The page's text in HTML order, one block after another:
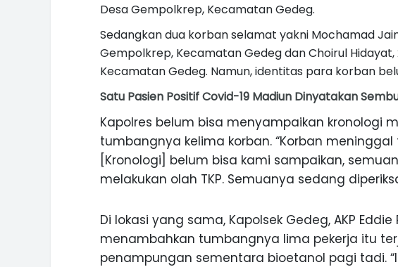
Desa Gempolkrep, Kecamatan Gedeg.
Sedangkan dua korban selamat yakni Mochamad
Gempolkrep, Kecamatan Gedeg dan Choirul
Kecamatan Gedeg. Namun, identitas para korban
Satu Pasien Positif Covid-19 Madiun Dinyatakan
Kapolres belum bisa menyampaikan kronologi
tumbangnya kelima korban. “Korban
[Kronologi] belum bisa kami sampaikan,
melakukan olah TKP. Semuanya sedang
Di lokasi yang sama, Kapolsek Gedeg, AKP Eddie
menambahkan tumbangnya lima pekerja itu
penampungan sementara bioetanol pagi tadi.
MANIS, LEGIT, DAN PAHIT, NIKMATNYA
DURIAN SEGULUNG MADIUN